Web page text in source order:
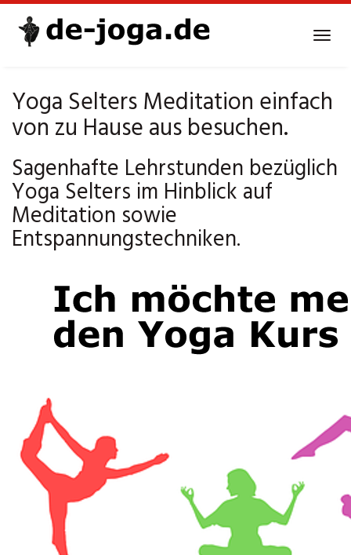
Yoga Selters Meditation einfach
von zu Hause aus besuchen.
Sagenhafte Lehrstunden bezüglich
Yoga Selters im Hinblick auf
Meditation sowie
Entspannungstechniken.